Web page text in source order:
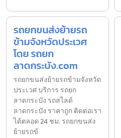
รถยกขนส่งย้ายรถ
ข้ามจังหวัดประเวศ
โดย รถยก
ลาดกระบัง.com
รถยกขนส่งย้ายรถข้ามจังหวัด
ประเวศ บริการ รถยก
ลาดกระบัง รถสไลด์
ลาดกระบัง ราคาถูก ติดต่อเรา
ได้ตลอด 24 ชม. รถยกขนส่ง
ย้ายรถข้